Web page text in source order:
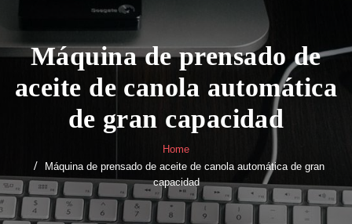
Máquina de prensado de
aceite de canola automática
de gran capacidad
Home
Máquina de prensado de aceite de canola automática de gran
capacidad